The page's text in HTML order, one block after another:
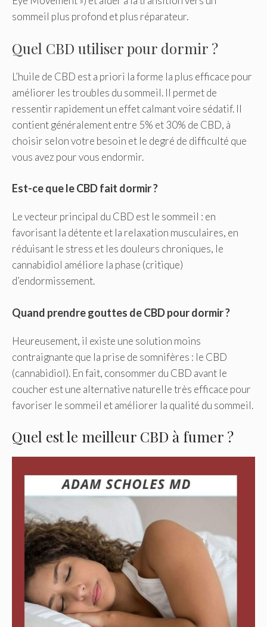
sommeil plus profond et plus réparateur.
Quel CBD utiliser pour dormir ?
L’huile de CBD est a priori la forme la plus efficace pour
améliorer les troubles du sommeil. Il permet de
ressentir rapidement un effet calmant voire sédatif. Il
contient généralement entre 5% et 30% de CBD, à
choisir selon votre besoin et le degré de difficulté que
vous avez pour vous endormir.
Est-ce que le CBD fait dormir ?
Le vecteur principal du CBD est le sommeil : en
favorisant la détente et la relaxation musculaires, en
réduisant le stress et les douleurs chroniques, le
cannabidiol améliore la phase (critique)
d’endormissement.
Quand prendre gouttes de CBD pour dormir ?
Heureusement, il existe une solution moins
contraignante que la prise de somnifères : le CBD
(cannabidiol). En fait, consommer du CBD avant le
coucher est une alternative naturelle très efficace pour
favoriser le sommeil et améliorer la qualité du sommeil.
Quel est le meilleur CBD à fumer ?